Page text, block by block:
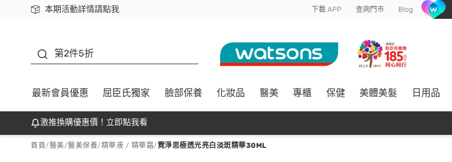
本期活動詳情請點我
下載app最高回饋$350 下載 APP 查詢門市 Blog
第2件5折
最新會員優惠 屈臣氏獨家 臉部保養 化妝品 醫美 專櫃 保健 美體美髮 日用品
激推換購優惠價！立即點我看
首頁/醫美/醫美保養/精華液 / 精華霜/霓淨思極透光亮白淡斑精華30ML